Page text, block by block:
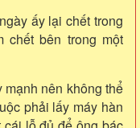
ấy lại chết trong
chết bên trong một
nên không thể
phải lấy máy hàn